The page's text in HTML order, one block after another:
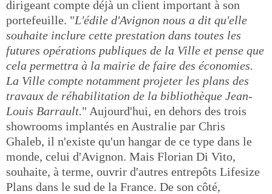
dirigeant compte déjà un client important à son
portefeuille. "L'édile d'Avignon nous a dit qu'elle
souhaite inclure cette prestation dans toutes les
futures opérations publiques de la Ville et pense que
cela permettra à la mairie de faire des économies.
La Ville compte notamment projeter les plans des
travaux de réhabilitation de la bibliothèque Jean-
Louis Barrault." Aujourd'hui, en dehors des trois
showrooms implantés en Australie par Chris
Ghaleb, il n'existe qu'un hangar de ce type dans le
monde, celui d'Avignon. Mais Florian Di Vito,
souhaite, à terme, ouvrir d'autres entrepôts Lifesize
Plans dans le sud de la France. De son côté,